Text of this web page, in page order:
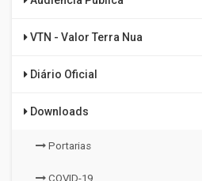
VTN - Valor Terra Nua
Diário Oficial
Downloads
Portarias
COVID-19